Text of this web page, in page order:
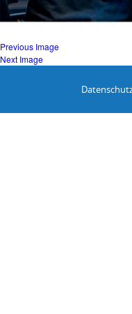
Previous Image
Next Image